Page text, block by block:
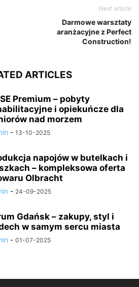
Next article
Darmowe warsztaty
aranżacyjne z Perfect
Construction!
ARTICLES
Premium – pobyty
i opiekuńcze dla
nad morzem
- 13-10-2025
napojów w butelkach i
– kompleksowa oferta
Olbracht
- 24-09-2025
Gdańsk – zakupy, styl i
w samym sercu miasta
- 01-07-2025